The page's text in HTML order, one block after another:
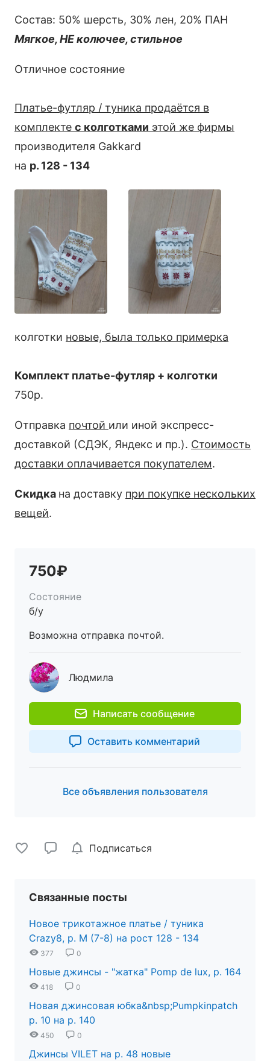
Состав: 50% шерсть, 30% лен, 20% ПАН
Мягкое, НЕ колючее, стильное
Отличное состояние
Платье-футляр / туника продаётся в
комплекте с колготками этой же фирмы
производителя Gakkard
на р. 128 - 134
колготки новые, была только примерка
Комплект платье-футляр + колготки
750р.
Отправка почтой или иной экспресс-
доставкой (СДЭК, Яндекс и пр.). Стоимость
доставки оплачивается покупателем.
Скидка на доставку при покупке нескольких
вещей.
750₽
Состояние
б/у
Возможна отправка почтой.
Людмила
Написать сообщение
Оставить комментарий
Все объявления пользователя
Подписаться
Связанные посты
Новое трикотажное платье / туника
Crazy8, р. М (7-8) на рост 128 - 134
377 0
Новые джинсы - "жатка" Pomp de lux, р. 164
418 0
Новая джинсовая юбка&nbsp;Pumpkinpatch
р. 10 на р. 140
450 0
Джинсы VILET на р. 48 новые